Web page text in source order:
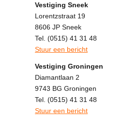
Vestiging Sneek
Lorentzstraat 19
8606 JP Sneek
Tel. (0515) 41 31 48
Stuur een bericht
Vestiging Groningen
Diamantlaan 2
9743 BG Groningen
Tel. (0515) 41 31 48
Stuur een bericht